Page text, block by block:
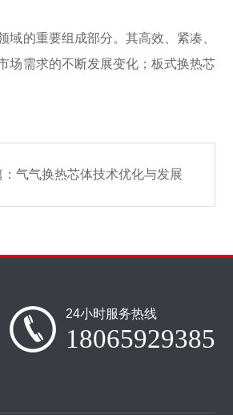
的重要组成部分。其高效、紧凑、
场需求的不断发展变化；板式换热芯
气气换热芯体技术优化与发展
24小时服务热线
18065929385